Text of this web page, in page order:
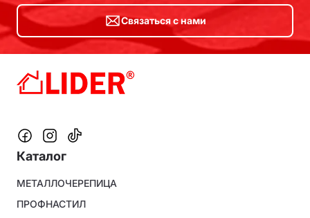
Связаться с нами
Каталог
Footer
menu
МЕТАЛЛОЧЕРЕПИЦА
ПРОФНАСТИЛ